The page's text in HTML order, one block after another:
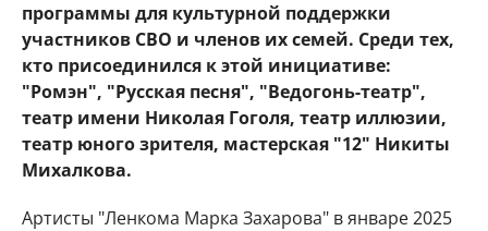
программы для культурной поддержки
участников СВО и членов их семей. Среди тех,
кто присоединился к этой инициативе:
"Ромэн", "Русская песня", "Ведогонь-театр",
театр имени Николая Гоголя, театр иллюзии,
театр юного зрителя, мастерская "12" Никиты
Михалкова.
Артисты "Ленкома Марка Захарова" в январе 2025